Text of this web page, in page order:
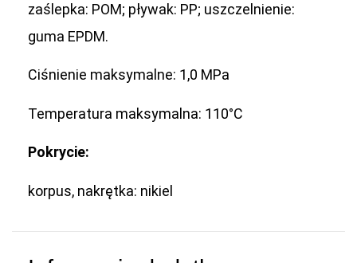
zaślepka: POM; pływak: PP; uszczelnienie:
guma EPDM.
Ciśnienie maksymalne: 1,0 MPa
Temperatura maksymalna: 110°C
Pokrycie:
korpus, nakrętka: nikiel